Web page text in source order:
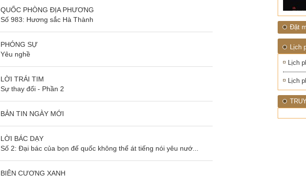
QUỐC PHÒNG ĐỊA PHƯƠNG
Số 983: Hương sắc Hà Thành
PHÓNG SỰ
Yêu nghề
LỜI TRÁI TIM
Sự thay đổi - Phần 2
BẢN TIN NGÀY MỚI
LỜI BÁC DẠY
Số 2: Đại bác của bọn đế quốc không thể át tiếng nói yêu nướ...
BIÊN CƯƠNG XANH
Đặt
Lịch
Lịch
Lịch